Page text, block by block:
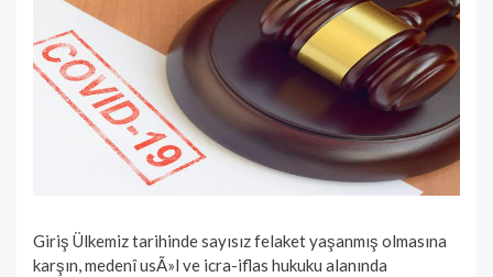
Giriş Ülkemiz tarihinde sayısız felaket yaşanmış olmasına
karşın, medenî usÃ»l ve icra-iflas hukuku alanında